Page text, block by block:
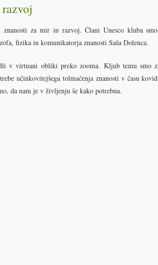
za mir in razvoj. Člani Unesco kluba smo
fizika in komunikatorja znanosti Saša Dolenca.
v virtuani obliki preko zooma. Kljub temu smo z
učinkovitejšega tolmačenja znanosti v času kovid
da nam je v življenju še kako potrebna.